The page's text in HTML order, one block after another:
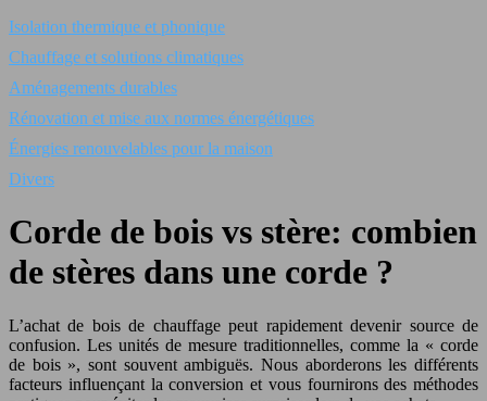
Isolation thermique et phonique
Chauffage et solutions climatiques
Aménagements durables
Rénovation et mise aux normes énergétiques
Énergies renouvelables pour la maison
Divers
Corde de bois vs stère: combien
de stères dans une corde ?
L’achat de bois de chauffage peut rapidement devenir source de
confusion. Les unités de mesure traditionnelles, comme la « corde
de bois », sont souvent ambiguës. Nous aborderons les différents
facteurs influençant la conversion et vous fournirons des méthodes